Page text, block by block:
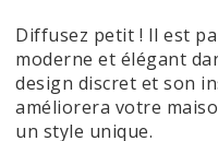
Diffusez petit ! Il est
moderne et élégant
design discret et son
améliorera votre
un style unique.